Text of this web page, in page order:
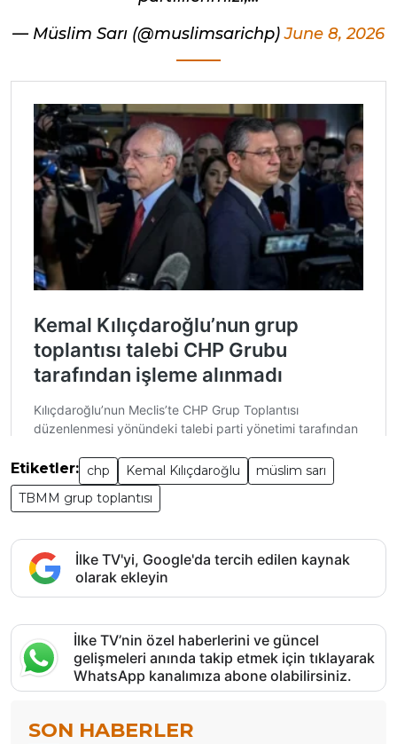
— Müslim Sarı (@muslimsarichp)June 8, 2026
Etiketler: chp Kemal Kılıçdaroğlu
müslim sarı
TBMM grup toplantısı
İlke TV'yi, Google'da tercih edilen kaynak
olarak ekleyin
İlke TV’nin özel haberlerini ve güncel
gelişmeleri anında takip etmek için tıklayarak
WhatsApp kanalımıza abone olabilirsiniz.
SON HABERLER